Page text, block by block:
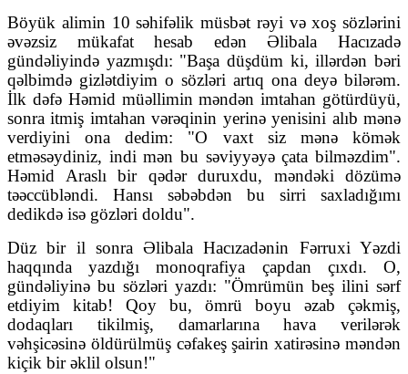
Böyük alimin 10 səhifəlik müsbət rəyi və xoş sözlərini
əvəzsiz mükafat hesab edən Əlibala Hacızadə
gündəliyində yazmışdı: "Başa düşdüm ki, illərdən bəri
qəlbimdə gizlətdiyim o sözləri artıq ona deyə bilərəm.
İlk dəfə Həmid müəllimin məndən imtahan götürdüyü,
sonra itmiş imtahan vərəqinin yerinə yenisini alıb mənə
verdiyini ona dedim: "O vaxt siz mənə kömək
etməsəydiniz, indi mən bu səviyyəyə çata bilməzdim".
Həmid Araslı bir qədər duruxdu, məndəki dözümə
təəccübləndi. Hansı səbəbdən bu sirri saxladığımı
dedikdə isə gözləri doldu".
Düz bir il sonra Əlibala Hacızadənin Fərruxi Yəzdi
haqqında yazdığı monoqrafiya çapdan çıxdı. O,
gündəliyinə bu sözləri yazdı: "Ömrümün beş ilini sərf
etdiyim kitab! Qoy bu, ömrü boyu əzab çəkmiş,
dodaqları tikilmiş, damarlarına hava verilərək
vəhşicəsinə öldürülmüş cəfakeş şairin xatirəsinə məndən
kiçik bir əklil olsun!"